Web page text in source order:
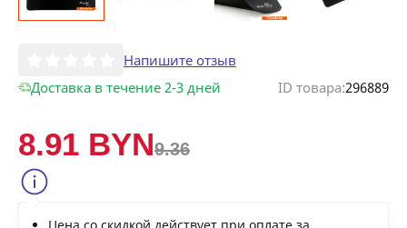
Напишите отзыв
Доставка в течение 2-3 дней
ID товара:296889
8.91 BYN9.36